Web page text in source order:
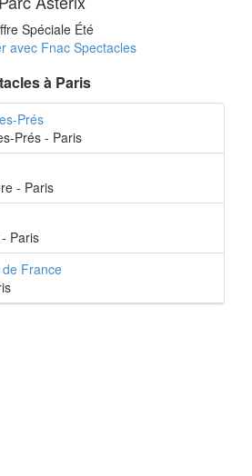
Spéciale Été
avec Fnac Spectacles
à Paris
Prés
Prés - Paris
- Paris
Paris
France